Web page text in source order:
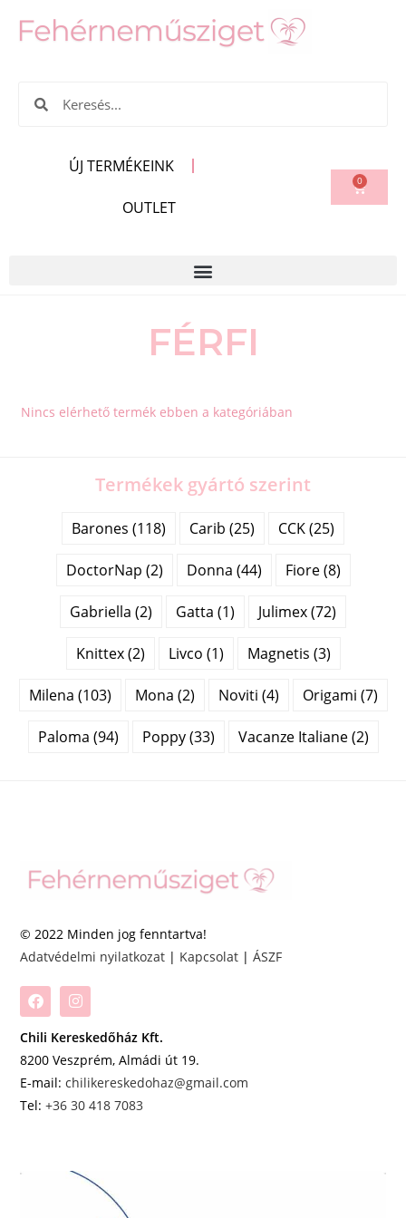
ÚJ TERMÉKEINK
OUTLET
0
FÉRFI
Nincs elérhető termék ebben a kategóriában
Termékek gyártó szerint
Barones (118) Carib (25) CCK (25)
DoctorNap (2) Donna (44) Fiore (8)
Gabriella (2) Gatta (1) Julimex (72)
Knittex (2) Livco (1) Magnetis (3)
Milena (103) Mona (2) Noviti (4) Origami (7)
Paloma (94) Poppy (33) Vacanze Italiane (2)
© 2022 Minden jog fenntartva!
Adatvédelmi nyilatkozat | Kapcsolat |ÁSZF
Chili Kereskedőház Kft.
8200 Veszprém, Almádi út 19.
E-mail:chilikereskedohaz@gmail.com
Tel:+36 30 418 7083